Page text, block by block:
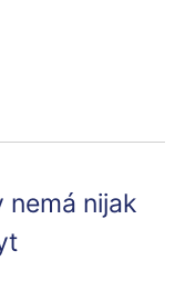
nijak